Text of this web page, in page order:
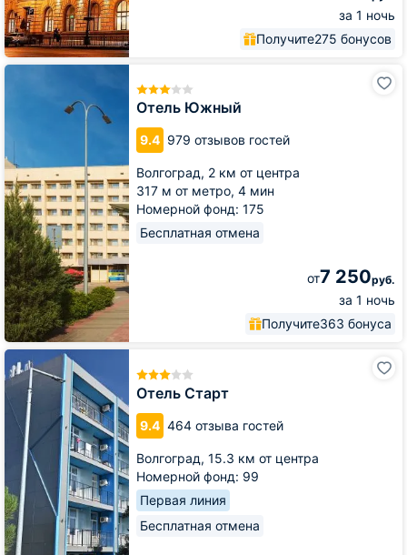
за 1 ночь
Получите275 бонусов
Отель Южный
9.4 979 отзывов гостей
Волгоград, 2 км от центра
317 м от метро, 4 мин
Номерной фонд: 175
Бесплатная отмена
от7 250руб.
за 1 ночь
Получите363 бонуса
Отель
Отель Старт
9.4 464 отзыва гостей
Волгоград, 15.3 км от центра
Номерной фонд: 99
Первая линия
Бесплатная отмена
Отель
Старт